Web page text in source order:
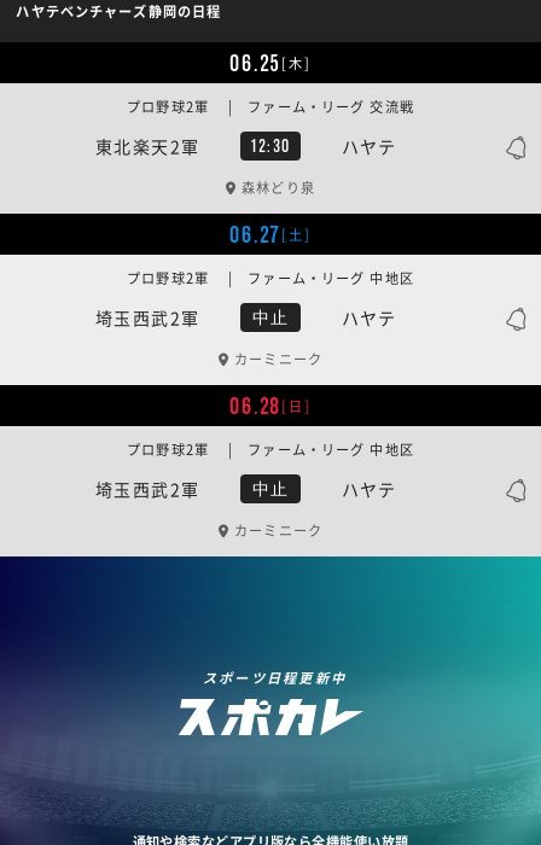
ハヤテベンチャーズ静岡の日程
06.25[木]
東北楽天2軍 12:30 ハヤテ
プロ野球2軍 | ファーム・リーグ 交流戦
森林どり泉
06.27[土]
埼玉西武2軍 中止 ハヤテ
プロ野球2軍 | ファーム・リーグ 中地区
カーミニーク
06.28[日]
埼玉西武2軍 中止 ハヤテ
プロ野球2軍 | ファーム・リーグ 中地区
カーミニーク
スポーツ日程更新中